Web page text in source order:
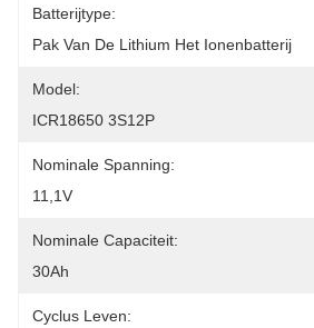
Batterijtype:
Pak Van De Lithium Het Ionenbatterij
Model:
ICR18650 3S12P
Nominale Spanning:
11,1V
Nominale Capaciteit:
30Ah
Cyclus Leven: